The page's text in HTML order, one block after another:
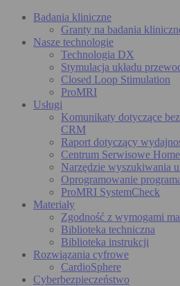
Badania kliniczne
Granty na badania
Nasze technologie
Technologia DX
Stymulacja układu
Closed Loop Stimulation
ProMRI
Usługi
Komunikaty dotyczące
CRM
Raport dotyczący
Centrum Serwisowe
Narzędzie wyszukiwania
Oprogramowanie
ProMRI SystemCheck
Materiały
Zgodność z wymogami
Biblioteka techniczna
Biblioteka instrukcji
Rozwiązania cyfrowe
CardioSphere
Cyberbezpieczeństwo